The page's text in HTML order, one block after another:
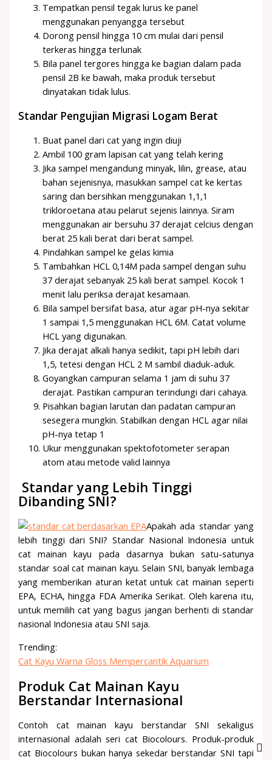
Tempatkan pensil tegak lurus ke panel
menggunakan penyangga tersebut
Dorong pensil hingga 10 cm mulai dari pensil
terkeras hingga terlunak
Bila panel tergores hingga ke bagian dalam pada
pensil 2B ke bawah, maka produk tersebut
dinyatakan tidak lulus.
Standar Pengujian Migrasi Logam Berat
Buat panel dari cat yang ingin diuji
Ambil 100 gram lapisan cat yang telah kering
Jika sampel mengandung minyak, lilin, grease, atau
bahan sejenisnya, masukkan sampel cat ke kertas
saring dan bersihkan menggunakan 1,1,1
trikloroetana atau pelarut sejenis lainnya. Siram
menggunakan air bersuhu 37 derajat celcius dengan
berat 25 kali berat dari berat sampel.
Pindahkan sampel ke gelas kimia
Tambahkan HCL 0,14M pada sampel dengan suhu
37 derajat sebanyak 25 kali berat sampel. Kocok 1
menit lalu periksa derajat kesamaan.
Bila sampel bersifat basa, atur agar pH-nya sekitar
1 sampai 1,5 menggunakan HCL 6M. Catat volume
HCL yang digunakan.
Jika derajat alkali hanya sedikit, tapi pH lebih dari
1,5, tetesi dengan HCL 2 M sambil diaduk-aduk.
Goyangkan campuran selama 1 jam di suhu 37
derajat. Pastikan campuran terindungi dari cahaya.
Pisahkan bagian larutan dan padatan campuran
sesegera mungkin. Stabilkan dengan HCL agar nilai
pH-nya tetap 1
Ukur menggunakan spektofotometer serapan
atom atau metode valid lainnya
Standar yang Lebih Tinggi
Dibanding SNI?
Apakah ada standar yang
lebih tinggi dari SNI? Standar Nasional Indonesia untuk
cat mainan kayu pada dasarnya bukan satu-satunya
standar soal cat mainan kayu. Selain SNI, banyak lembaga
yang memberikan aturan ketat untuk cat mainan seperti
EPA, ECHA, hingga FDA Amerika Serikat. Oleh karena itu,
untuk memilih cat yang bagus jangan berhenti di standar
nasional Indonesia atau SNI saja.
Trending:
Cat Kayu Warna Gloss Mempercantik Aquarium
Produk Cat Mainan Kayu
Berstandar Internasional
Contoh cat mainan kayu berstandar SNI sekaligus
internasional adalah seri cat Biocolours. Produk-produk
cat Biocolours bukan hanya sekedar berstandar SNI tapi